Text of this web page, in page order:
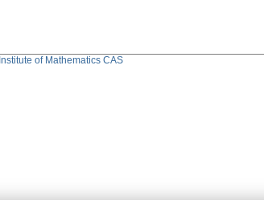
Institute of Mathematics CAS